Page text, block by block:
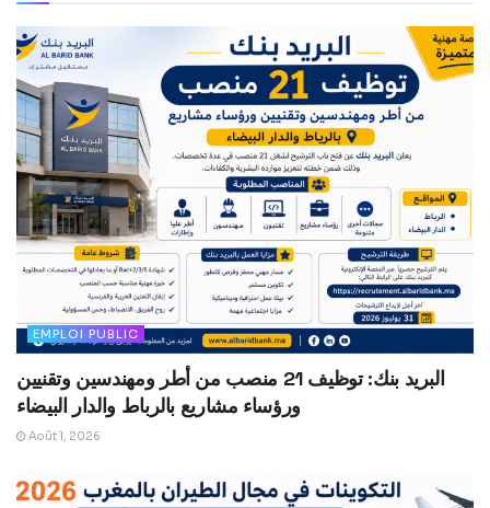
EMPLOI PUBLIC
البريد بنك: توظيف 21 منصب من أطر ومهندسين وتقنيين
ورؤساء مشاريع بالرباط والدار البيضاء
Août 1, 2026